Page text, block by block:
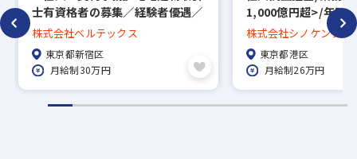
■人間関係の良さが自慢！
─────────────
人柄重視で採用しているため、
人が良い社員が多く、社内の雰囲気良好◎
笑顔でイキイキと働ける環境が
士有資格者の募集／経験者優遇／
上場目指し組織強化中！／フレッ
クス制／在宅勤務可◎
株式会社ベルテックス
東京都新宿区
月給制30万円
1,000億円超>/年間
充実した福利厚生あ
株式会社シノケンプロ
東京都港区
月給制26万円